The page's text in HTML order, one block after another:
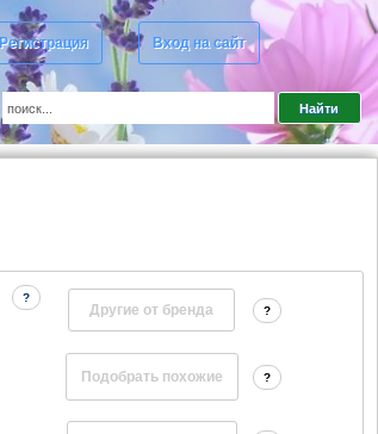
Регистрация Вход на сайт
?
Другие от бренда ?
?